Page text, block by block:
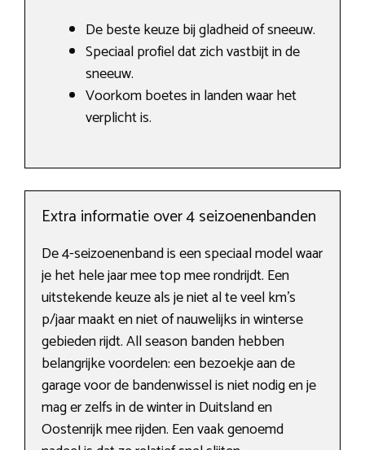
De beste keuze bij gladheid of sneeuw.
Speciaal profiel dat zich vastbijt in de
sneeuw.
Voorkom boetes in landen waar het
verplicht is.
Extra informatie over 4 seizoenenbanden
De 4-seizoenenband is een speciaal model waar
je het hele jaar mee top mee rondrijdt. Een
uitstekende keuze als je niet al te veel km’s
p/jaar maakt en niet of nauwelijks in winterse
gebieden rijdt. All season banden hebben
belangrijke voordelen: een bezoekje aan de
garage voor de bandenwissel is niet nodig en je
mag er zelfs in de winter in Duitsland en
Oostenrijk mee rijden. Een vaak genoemd